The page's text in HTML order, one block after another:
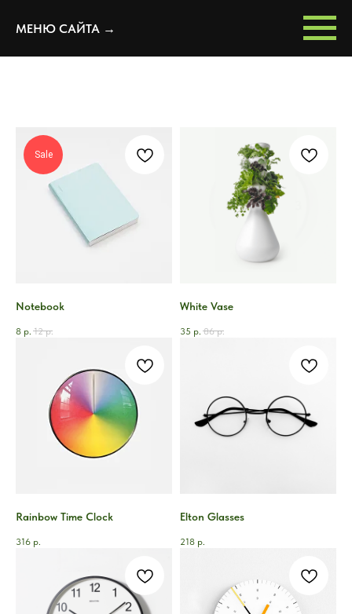
МЕНЮ САЙТА →
Sale
Notebook
8 р. 12 р.
White Vase
35 р. 86 р.
Rainbow Time Clock
316 р.
Elton Glasses
218 р.